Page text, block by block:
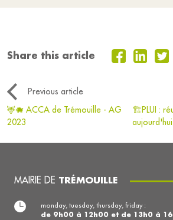
Share this article
Previous article
🦌🐗 ACCA de Trémouille - AG
2023
🏗️PLUI :
MAIRIE DE TRÉMOUILLE
monday, tuesday, thursday, friday :
de 9h00 à 12h00 et de 13h0 à